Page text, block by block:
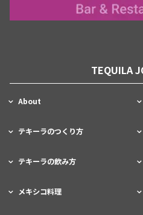
TEQUILA
About
テキーラのつくり方
テキーラの飲み方
メキシコ料理